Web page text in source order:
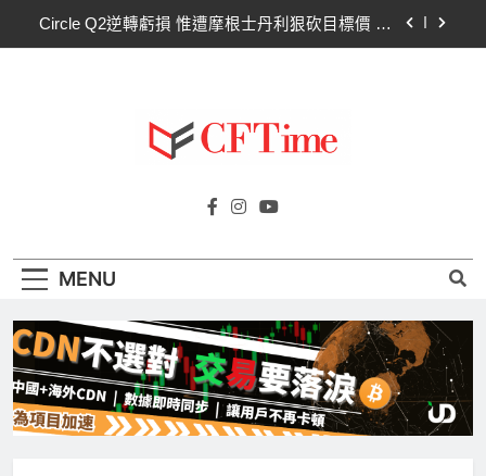
Circle Q2逆轉虧損 惟遭摩根士丹利狠砍目標價 市
比特幣失守關鍵阻力帶！50日SMA及斐波那契
63,600美元未收復，下降通道持續
Circle Q2逆轉虧損 惟遭摩根士丹利狠砍目標價 市
CLARITY法案60票門檻仍差關鍵缺口！民主黨七
Cftime.io
AI（ChatGPT）、區塊鏈、NFT、加密貨
MENU